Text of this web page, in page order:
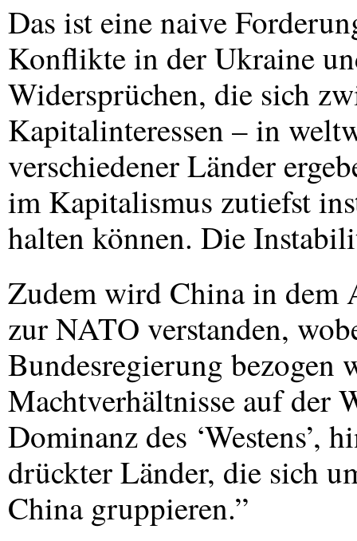
Das ist eine naive
Konflikte in der Ukraine
Widersprüchen, die sich
Kapitalinteressen – in
verschiedener Länder
im Kapitalismus zutiefst
halten können. Die
Zudem wird China in dem
zurNATO verstanden,
Bundesregierung
Machtverhältnisse auf der
Dominanz des ‘Westens’,
drückter Länder, die sich
China gruppieren.”